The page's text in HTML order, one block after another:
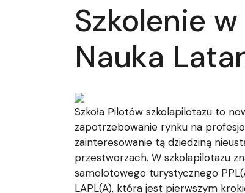
Szkolenie
Nauka
Szkoła Pilotów szkolapilotazu to
zapotrzebowanie rynku na
zainteresowanie tą dziedziną
przestworzach. W szkolapilotazu
samolotowego turystycznego
LAPL(A), która jest pierwszym